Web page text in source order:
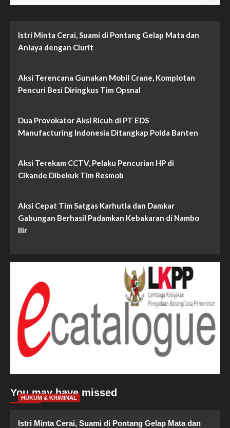
Istri Minta Cerai, Suami di Pontang Gelap Mata dan
Aniaya dengan Clurit
Aksi Terencana Gunakan Mobil Crane, Komplotan
Pencuri Besi Diringkus Tim Opsnal
Dua Provokator Aksi Ricuh di PT EDS
Manufacturing Indonesia Ditangkap Polda Banten
Aksi Terekam CCTV, Pelaku Pencurian HP di
Cikande Dibekuk Tim Resmob
Aksi Cepat Tim Satgas Karhutla dan Damkar
Gabungan Berhasil Padamkan Kebakaran di Nambo
Ilir
You may have missed
HUKUM & KRIMINAL
Istri Minta Cerai, Suami di Pontang Gelap Mata dan